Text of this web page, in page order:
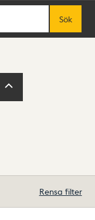
Sök
Rensa filter